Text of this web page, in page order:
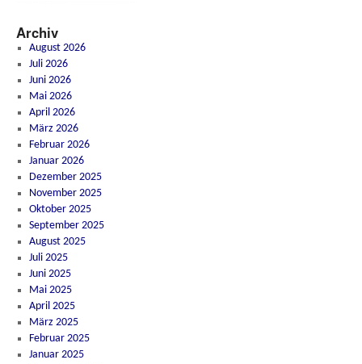
Archiv
August 2026
Juli 2026
Juni 2026
Mai 2026
April 2026
März 2026
Februar 2026
Januar 2026
Dezember 2025
November 2025
Oktober 2025
September 2025
August 2025
Juli 2025
Juni 2025
Mai 2025
April 2025
März 2025
Februar 2025
Januar 2025